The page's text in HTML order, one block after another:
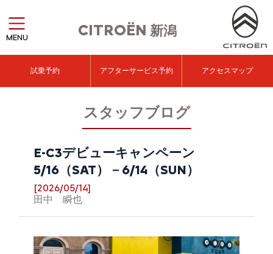
CITROËN 新潟
MENU
試乗予約 アフターサービス予約 アクセスマップ
スタッフブログ
E-C3デビューキャンペーン
5/16（SAT）－6/14（SUN）
[2026/05/14]
田中 瞬也